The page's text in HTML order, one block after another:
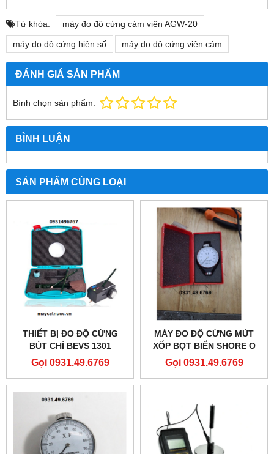
Từ khóa: máy đo độ cứng cám viên AGW-20
máy đo độ cứng hiện số máy đo độ cứng viên cám
ĐÁNH GIÁ SẢN PHẨM
Bình chọn sản phẩm:
BÌNH LUẬN
SẢN PHẨM CÙNG LOẠI
THIẾT BỊ ĐO ĐỘ CỨNG
BÚT CHÌ BEVS 1301
Gọi 0931.49.6769
MÁY ĐO ĐỘ CỨNG MÚT
XỐP BỌT BIỂN SHORE O
HS-O
Gọi 0931.49.6769